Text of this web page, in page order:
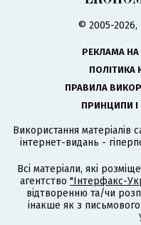
© 2005-
РЕКЛАМА НА
ПОЛІТИКА
ПРАВИЛА
ПРИНЦИПИ
Використання матеріалів
інтернет-видань -
Всі матеріали, які
агентство "Інтерфакс-
відтворенню та/чи
інакше як з